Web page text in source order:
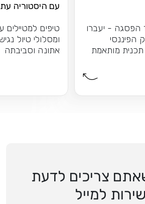
הפסגה - יעברו
הפיננסי
תכנית מותאמת
עם היסטוריה
טיפים למטיילים
ומסלולי טיול
אתונה וסביבתה
צריכים לדעת
למייל